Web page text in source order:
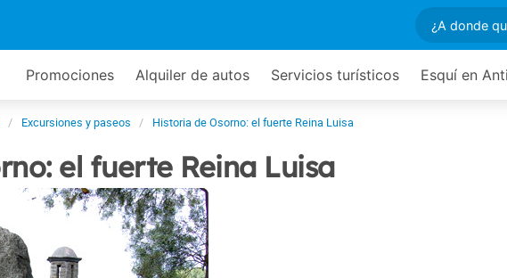
Promociones Alquiler de autos Servicios turísticos Esquí en
Excursiones y paseos Historia de Osorno: el fuerte Reina Luisa
el fuerte Reina Luisa